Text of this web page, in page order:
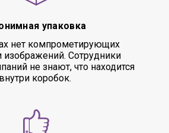
упаковка
нет компрометирующих
изображений. Сотрудники
не знают, что находится
внутри коробок.